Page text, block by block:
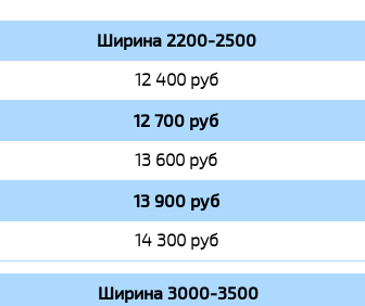
Ширина 2200-2500
12 400 руб
12 700 руб
13 600 руб
13 900 руб
14 300 руб
Ширина 3000-3500